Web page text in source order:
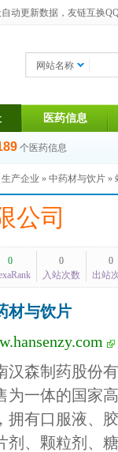
动更新数据，友链互换
网站名称
医药信息
个医药信息
生产企业 » 中药材与饮片 »
公司
0
0
入站次数
0
出站
材与饮片
汉森制药股份
为一体的国家
拥有口服液、
剂、颗粒剂、